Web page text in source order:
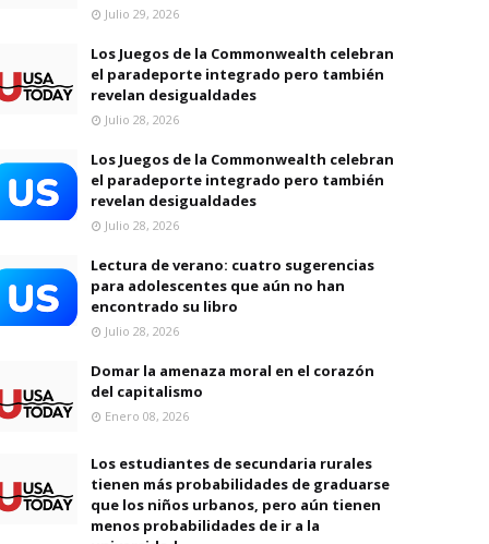
Julio 29, 2026
Los Juegos de la Commonwealth celebran
el paradeporte integrado pero también
revelan desigualdades
Julio 28, 2026
Los Juegos de la Commonwealth celebran
el paradeporte integrado pero también
revelan desigualdades
Julio 28, 2026
Lectura de verano: cuatro sugerencias
para adolescentes que aún no han
encontrado su libro
Julio 28, 2026
Domar la amenaza moral en el corazón
del capitalismo
Enero 08, 2026
Los estudiantes de secundaria rurales
tienen más probabilidades de graduarse
que los niños urbanos, pero aún tienen
menos probabilidades de ir a la